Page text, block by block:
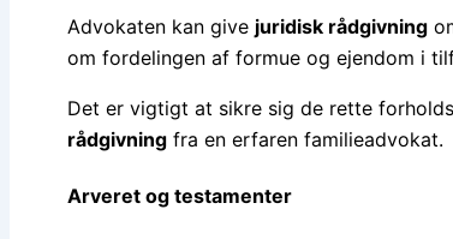
Advokaten kan give juridisk rådgivning
om fordelingen af formue og ejendom i
Det er vigtigt at sikre sig de rette
rådgivning fra en erfaren familieadvokat.
Arveret og testamenter